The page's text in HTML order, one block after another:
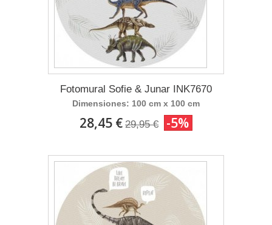
Fotomural Sofie & Junar INK7670
Dimensiones: 100 cm x 100 cm
28,45 € 29,95 € -5%